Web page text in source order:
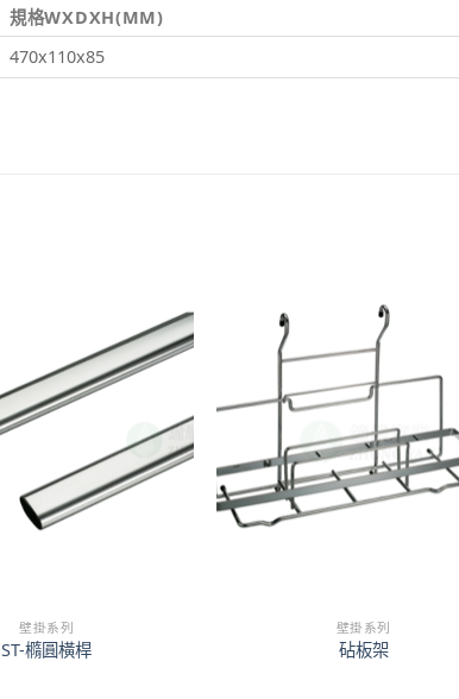
規格WXDXH(MM)
470x110x85
壁掛系列
ST-橢圓橫桿
壁掛系列
砧板架